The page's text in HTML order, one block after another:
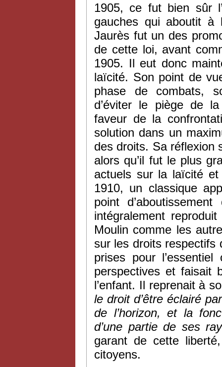
1905, ce fut bien sûr
gauches qui aboutit à
Jaurès fut un des
de cette loi, avant
1905. Il eut donc
laïcité. Son point de
phase de combats,
d’éviter le piège de
faveur de la
solution dans un
des droits. Sa réflexion
alors qu’il fut le plus
actuels sur la laïcité et
1910, un classique
point
intégralement
Moulin comme les
sur les droits respectifs
prises pour
perspectives et faisait
l’enfant. Il reprenait à
le droit d’être éclairé
de l’horizon, et la
d’une partie de ses
garant de cette
citoyens.